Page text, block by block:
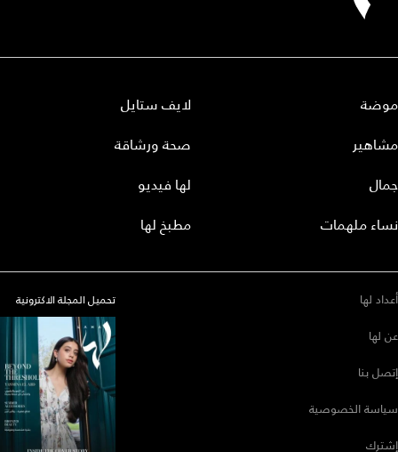
موضة
مشاهير
جمال
نساء ملهمات
لايف ستايل
صحة ورشاقة
لها فيديو
مطبخ لها
أعداد لها
عن لها
إتصل بنا
سياسة الخصوصية
إشترك
تحميل المجلة الاكترونية